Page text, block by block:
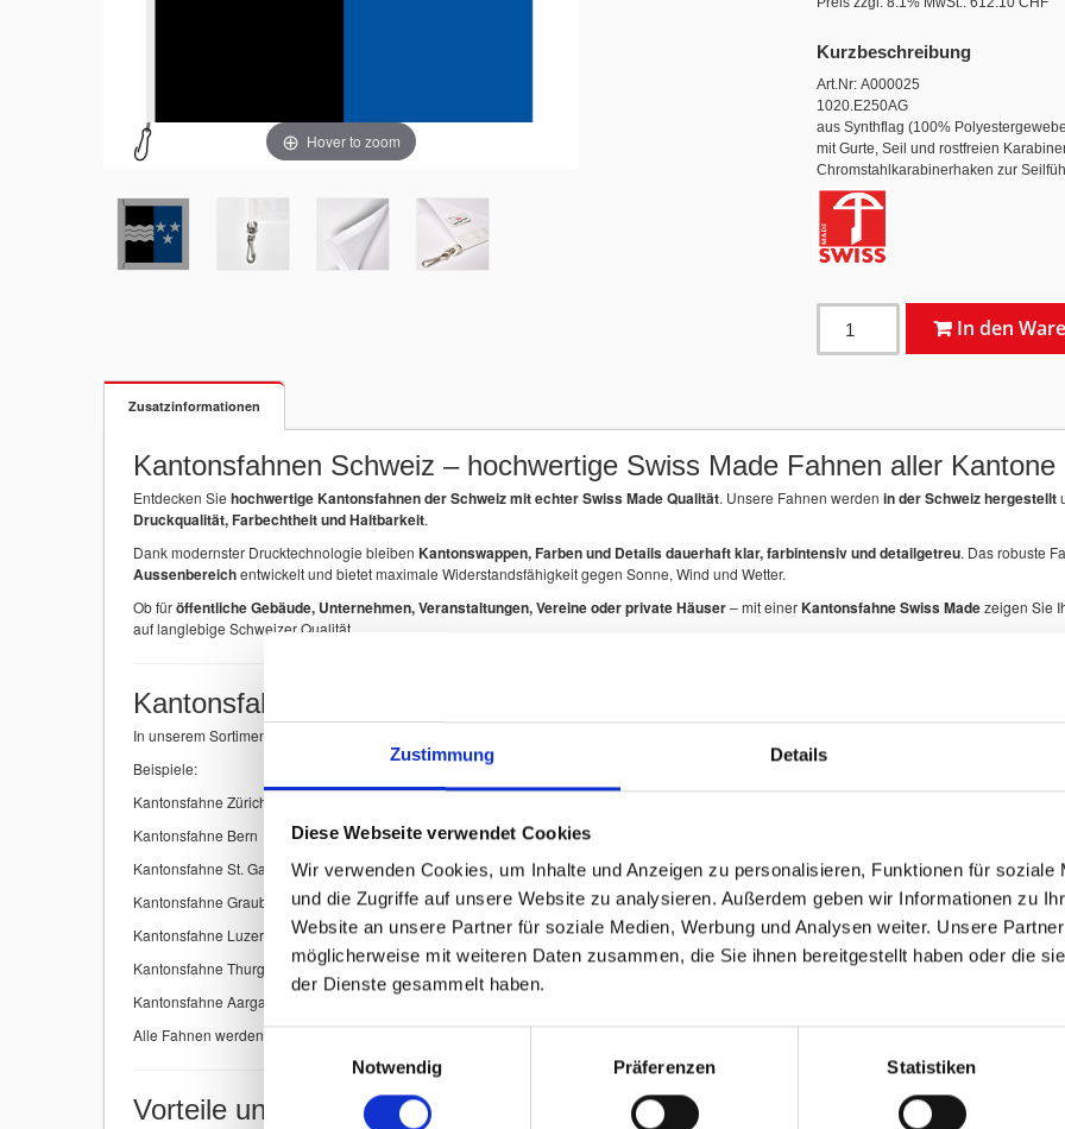
Zustimmung Details
Diese Webseite verwendet Cookies
Wir verwenden Cookies, um Inhalte und Anzeigen zu personalisieren, Funktionen für soziale
und die Zugriffe auf unsere Website zu analysieren. Außerdem geben wir Informationen zu
Website an unsere Partner für soziale Medien, Werbung und Analysen weiter. Unsere
möglicherweise mit weiteren Daten zusammen, die Sie ihnen bereitgestellt haben oder die
der Dienste gesammelt haben.
Notwendig
Präferenzen Statistiken
Hover to zoom
Kurzbeschreibung
Art.Nr: A000025
1020.E250AG
aus Synthflag (100%
mit Gurte, Seil und rostfreien
Chromstahlkarabinerhaken zur
In den
Zusatzinformationen
Kantonsfahnen Schweiz – hochwertige Swiss Made Fahnen aller Kantone
Entdecken Sie hochwertige Kantonsfahnen der Schweiz mit echter Swiss Made Qualität. Unsere Fahnen werden in der Schweiz hergestellt
Druckqualität, Farbechtheit und Haltbarkeit.
Dank modernster Drucktechnologie bleiben Kantonswappen, Farben und Details dauerhaft klar, farbintensiv und detailgetreu. Das robuste
Aussenbereichentwickelt und bietet maximale Widerstandsfähigkeit gegen Sonne, Wind und Wetter.
Ob füröffentliche Gebäude, Unternehmen, Veranstaltungen, Vereine oder private Häuser– mit einerKantonsfahne Swiss Madezeigen Sie
auf langlebige Schweizer Qualität.
Kantonsfahnen der Schweiz
In unserem Sortiment finden Sie
Beispiele:
Kantonsfahne Zürich
Kantonsfahne Bern
Kantonsfahne St. Gallen
Kantonsfahne Graubünden
Kantonsfahne Luzern
Kantonsfahne Thurgau
Kantonsfahne Aargau
Alle Fahnen werden mit
Vorteile unserer Kantonsfahnen